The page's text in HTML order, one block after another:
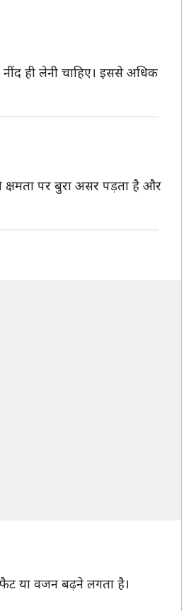
ही लेनी चाहिए। इससे अधिक
पर बुरा असर पड़ता है और
फैट या वजन बढ़ने लगता है।